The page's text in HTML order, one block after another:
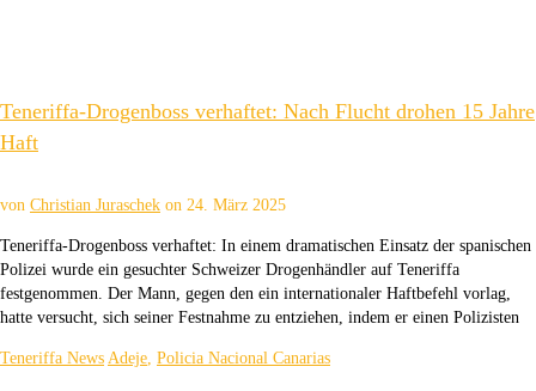
Teneriffa-Drogenboss verhaftet: Nach Flucht drohen 15 Jahre
Haft
von Christian Juraschek on 24. März 2025
Teneriffa-Drogenboss verhaftet: In einem dramatischen Einsatz der spanischen
Polizei wurde ein gesuchter Schweizer Drogenhändler auf Teneriffa
festgenommen. Der Mann, gegen den ein internationaler Haftbefehl vorlag,
hatte versucht, sich seiner Festnahme zu entziehen, indem er einen Polizisten
Teneriffa News Adeje Policia Nacional Canarias